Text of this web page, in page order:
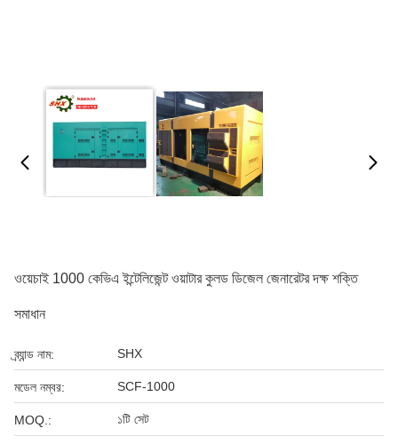
ওয়েচাই 1000 কেভিএ ইন্টেলিজেন্ট ওয়াটার কুলড ডিজেল জেনারেটর দক্ষ শক্তি
সমাধান
ব্র্যান্ড নাম: SHX
মডেল নম্বর: SCF-1000
MOQ.: ১টি সেট